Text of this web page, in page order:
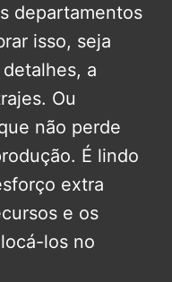
departamentos
isso, seja
a
Ou
não perde
É lindo
extra
e os
los no